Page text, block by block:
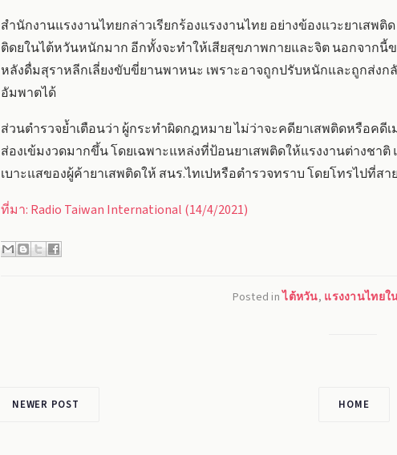
สำนักงานแรงงานไทยกล่าวเรียกร้องแรงงานไทย อย่างข้องแวะยาเสพ
ติดยในไต้หวันหนักมาก อีกทั้งจะทำให้เสียสุขภาพกายและจิต นอกจากนี้
หลังดื่มสุราหลีกเลี่ยงขับขี่ยานพาหนะ เพราะอาจถูกปรับหนักและถูกส่งก
อัมพาตได้
ส่วนตำรวจย้ำเตือนว่า ผู้กระทำผิดกฎหมาย ไม่ว่าจะคดียาเสพติดหรือค
ส่องเข้มงวดมากขึ้น โดยเฉพาะแหล่งที่ป้อนยาเสพติดให้แรงงานต่างชา
เบาะแสของผู้ค้ายาเสพติดให้ สนร.ไทเปหรือตำรวจทราบ โดยโทรไปที่สา
ที่มา: Radio Taiwan International (14/4/2021)
Posted inไต้หวัน, แรงงานไทยใ
NEWER POST HOME